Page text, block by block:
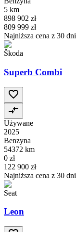
5 km
898 902 zł
809 999 zł
Najniższa cena z 30 dni
Škoda
Superb Combi
Używane
2025
Benzyna
54372 km
0 zł
122 900 zł
Najniższa cena z 30 dni
Seat
Leon